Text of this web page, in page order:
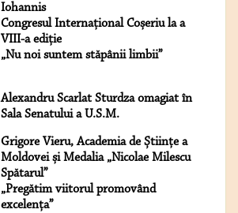
Iohannis
Congresul Internațional Coșeriu la a
VIII-a ediție
„Nu noi suntem stăpânii limbii”
Alexandru Scarlat Sturdza omagiat în
Sala Senatului a U.S.M.
Grigore Vieru, Academia de Științe a
Moldovei și Medalia „Nicolae Milescu
Spătarul”
„Pregătim viitorul promovând
excelența”